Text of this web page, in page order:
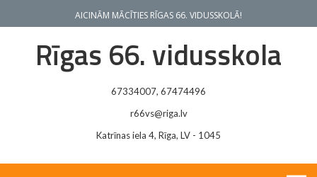
AICINĀM MĀCĪTIES RĪGAS 66. VIDUSSKOLĀ!
Rīgas 66. vidusskola
67334007, 67474496
r66vs@riga.lv
Katrīnas iela 4, Rīga, LV - 1045